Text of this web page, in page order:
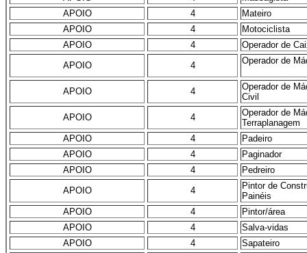
APOIO
4
Mateiro
APOIO
4
Motociclista
APOIO
4
Operador de
APOIO
4 Operador de
APOIO 4
Operador de
Civil
APOIO
4
Operador de
Terraplanagem
APOIO
4
Padeiro
APOIO
4
Paginador
APOIO
4
Pedreiro
APOIO
4
Pintor de
Painéis
APOIO
4
Pintor/área
APOIO
4
Salva-vidas
APOIO
4
Sapateiro